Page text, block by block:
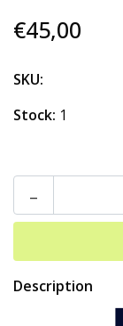
€45,00
SKU:
Stock: 1
-
Description